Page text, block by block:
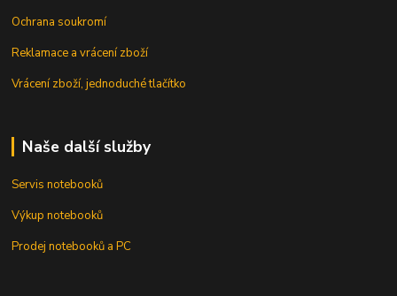
Ochrana soukromí
Reklamace a vrácení zboží
Vrácení zboží, jednoduché tlačítko
Naše další služby
Servis notebooků
Výkup notebooků
Prodej notebooků a PC